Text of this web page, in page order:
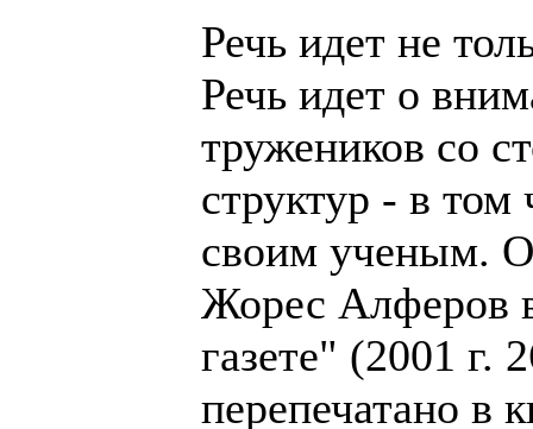
Речь идет не
Речь идет о
тружеников со
структур - в
своим ученым.
Жорес Алферов
газете" (2001 г.
перепечатано